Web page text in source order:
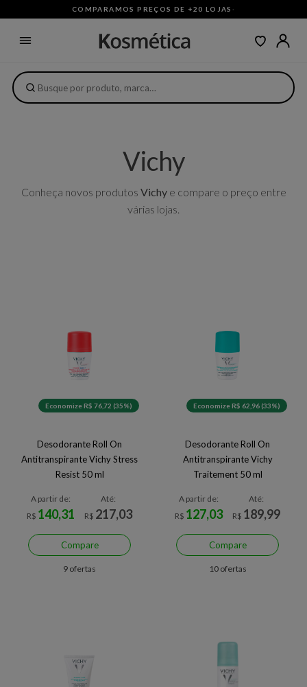
COMPARAMOS PREÇOS DE +20 LOJAS ·
Vichy
Conheça novos produtos Vichye compare o preço entre
várias lojas.
Economize R$ 76,72 (35%)
Desodorante Roll On
Antitranspirante Vichy Stress
Resist 50 ml
A partir de:
R$ 140,31
Até:
R$ 217,03
Compare
9 ofertas
Economize R$ 62,96 (33%)
Desodorante Roll On
Antitranspirante Vichy
Traitement 50 ml
A partir de:
R$ 127,03
Até:
R$ 189,99
Compare
10 ofertas